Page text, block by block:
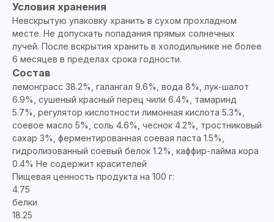
Условия хранения
Невскрытую упаковку хранить в сухом прохладном
месте. Не допускать попадания прямых солнечных
лучей. После вскрытия хранить в холодильнике не более
6 месяцев в пределах срока годности.
Состав
лемонграсс 38.2%, галангал 9.6%, вода 8%, лук-шалот
6.9%, сушеный красный перец чили 6.4%, тамаринд
5.7%, регулятор кислотности лимонная кислота 5.3%,
соевое масло 5%, соль 4.6%, чеснок 4.2%, тростниковый
сахар 3%, ферментированная соевая паста 1.5%,
гидролизованный соевый белок 1.2%, каффир-лайма кора
0.4% Не содержит красителей
Пищевая ценность продукта на 100 г:
4.75
белки
18.25